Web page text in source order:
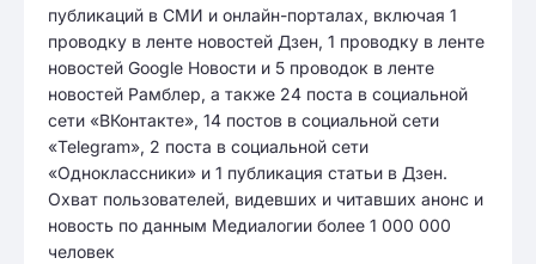
публикаций в СМИ и онлайн-порталах, включая 1
проводку в ленте новостей Дзен, 1 проводку в ленте
новостей Google Новости и 5 проводок в ленте
новостей Рамблер, а также 24 поста в социальной
сети «ВКонтакте», 14 постов в социальной сети
«Telegram», 2 поста в социальной сети
«Одноклассники» и 1 публикация статьи в Дзен.
Охват пользователей, видевших и читавших анонс и
новость по данным Медиалогии более 1 000 000
человек